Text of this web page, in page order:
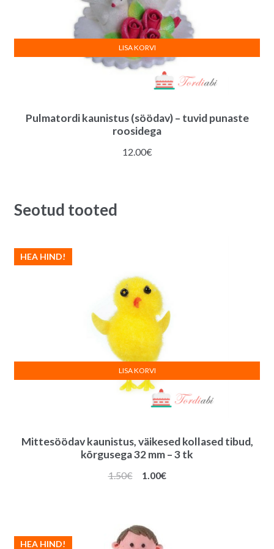
Pulmatordi kaunistus (söödav) – tuvid punaste
roosidega
12.00€
LISA KORVI
Seotud tooted
Mittesöödav kaunistus, väikesed kollased tibud,
kõrgusega 32 mm – 3 tk
HEA HIND!
1.50€
Algne
1.00€Praegune
LISA KORVI
HEA HIND!